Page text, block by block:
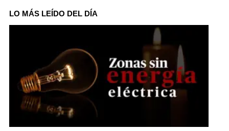
of
47
seconds
LO MÁS LEÍDO DEL DÍA